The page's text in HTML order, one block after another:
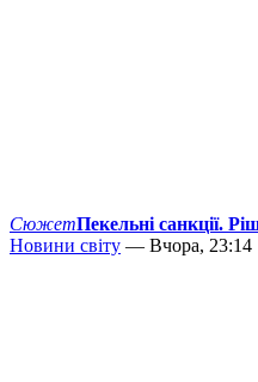
СюжетПекельні санкції.
Новини світу — Вчора, 23:14